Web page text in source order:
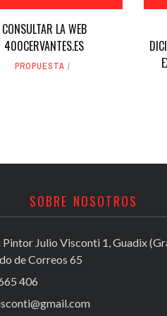
CONSULTAR LA WEB
400CERVANTES.ES
PROPUESTA
SOBRE NOSOTROS
Pintor Julio Visconti 1, Guadix
de Correos 65
406